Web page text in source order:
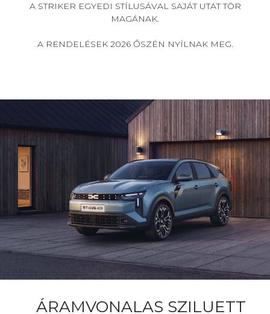
A STRIKER EGYEDI STÍLUSÁVAL SAJÁT UTAT TÖR
MAGÁNAK.
A RENDELÉSEK 2026 ŐSZÉN NYÍLNAK MEG.
ÁRAMVONALAS SZILUETT